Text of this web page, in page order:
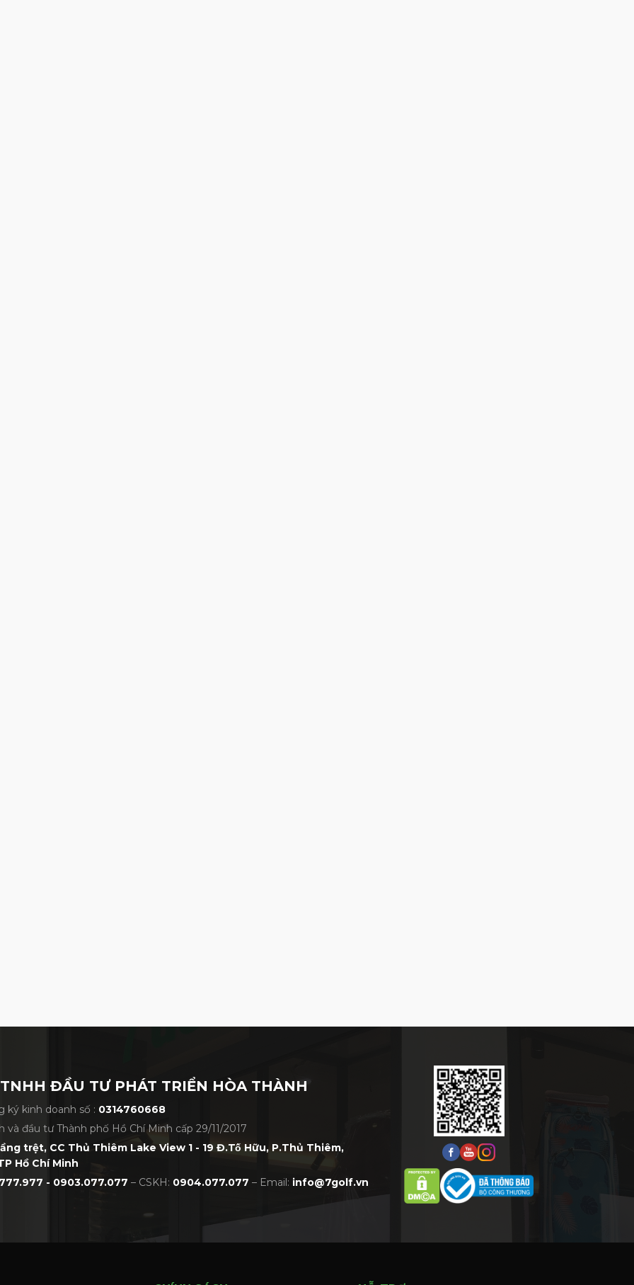
ĐẦU TƯ PHÁT TRIỂN HÒA THÀNH
ký kinh doanh số : 0314760668
và đầu tư Thành phố Hồ Chí Minh cấp 29/11/2017
trệt, CC Thủ Thiêm Lake View 1 - 19 Đ.Tố Hữu, P.Thủ Thiêm,
Hồ Chí Minh
- 0903.077.077 – CSKH: 0904.077.077 – Email: info@7golf.vn